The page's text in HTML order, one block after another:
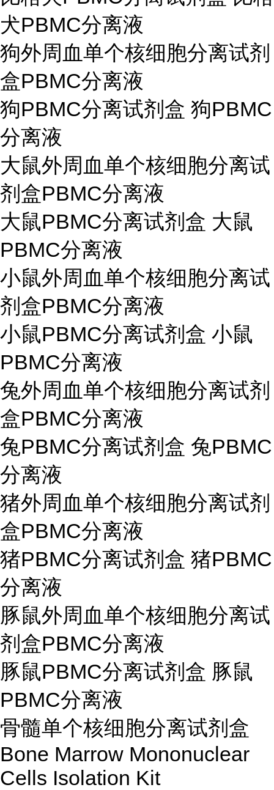
犬PBMC分离液
狗外周血单个核细胞分离试剂
盒PBMC分离液
狗PBMC分离试剂盒 狗PBMC
分离液
大鼠外周血单个核细胞分离试
剂盒PBMC分离液
大鼠PBMC分离试剂盒 大鼠
PBMC分离液
小鼠外周血单个核细胞分离试
剂盒PBMC分离液
小鼠PBMC分离试剂盒 小鼠
PBMC分离液
兔外周血单个核细胞分离试剂
盒PBMC分离液
兔PBMC分离试剂盒 兔PBMC
分离液
猪外周血单个核细胞分离试剂
盒PBMC分离液
猪PBMC分离试剂盒 猪PBMC
分离液
豚鼠外周血单个核细胞分离试
剂盒PBMC分离液
豚鼠PBMC分离试剂盒 豚鼠
PBMC分离液
骨髓单个核细胞分离试剂盒
Bone Marrow Mononuclear
Cells Isolation Kit